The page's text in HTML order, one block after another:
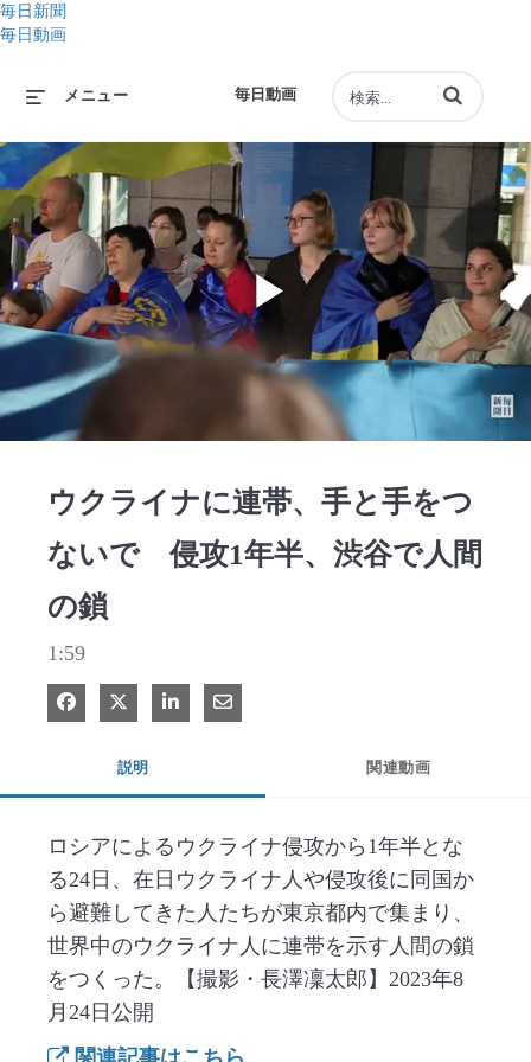
毎日新聞
毎日動画
毎日動画
メニュー 動画の検索語句
Play
ウクライナに連帯、手と手をつ
ないで 侵攻1年半、渋谷で人間
の鎖
1:59
Facebook で共有
Xで共有する
LinkedIn で共有
電子メールで共有
説明 関連動画
ロシアによるウクライナ侵攻から1年半とな
る24日、在日ウクライナ人や侵攻後に同国か
ら避難してきた人たちが東京都内で集まり、
世界中のウクライナ人に連帯を示す人間の鎖
をつくった。【撮影・長澤凜太郎】2023年8
月24日公開
関連記事はこちら